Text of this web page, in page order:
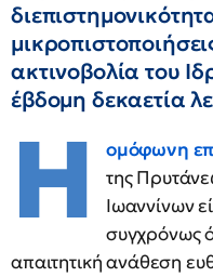
ακτινοβολία του
έβδομη δεκαετία
Η ομόφωνη
της
Ιωαννίνων
συγχρόνως
απαιτητική ανάθεση